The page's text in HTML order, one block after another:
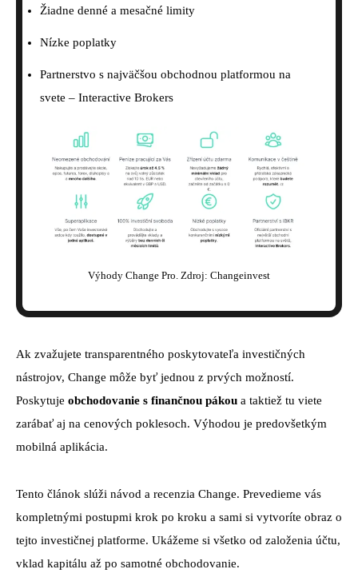
Žiadne denné a mesačné limity
Nízke poplatky
Partnerstvo s najväčšou obchodnou platformou na
svete – Interactive Brokers
Výhody Change Pro. Zdroj: Changeinvest
Ak zvažujete transparentného poskytovateľa investičných
nástrojov, Change môže byť jednou z prvých možností.
Poskytuje obchodovanie s finančnou pákou a taktiež tu viete
zarábať aj na cenových poklesoch. Výhodou je predovšetkým
mobilná aplikácia.
Tento článok slúži návod a recenzia Change. Prevedieme vás
kompletnými postupmi krok po kroku a sami si vytvoríte obraz o
tejto investičnej platforme. Ukážeme si všetko od založenia účtu,
vklad kapitálu až po samotné obchodovanie.